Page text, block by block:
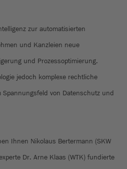
zur automatisierten
und Kanzleien neue
und Prozessoptimierung.
jedoch komplexe rechtliche
von Datenschutz und
Ihnen Nikolaus Bertermann (SKW
Dr. Arne Klaas (WTK) fundierte